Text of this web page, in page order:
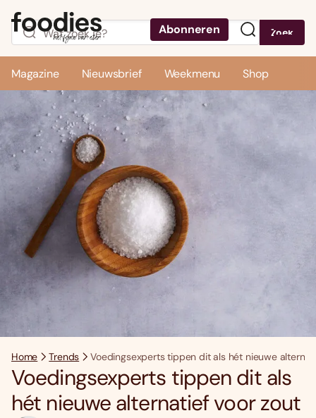
Abonneren Zoek
Magazine Nieuwsbrief Weekmenu Shop
Home Trends Voedingsexperts tippen dit als hét nieuwe
Voedingsexperts tippen dit als
hét nieuwe alternatief voor zout